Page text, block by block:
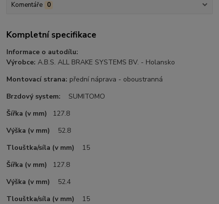
Komentáře 0
Kompletní specifikace
Informace o autodílu:
Výrobce:A.B.S. ALL BRAKE SYSTEMS BV. - Holansko
Montovací strana: přední náprava - oboustranná
Brzdový system:
SUMITOMO
Šířka (v mm) 127.8
Výška (v mm)
52.8
Tlouštka/síla (v mm)
15
Šířka (v mm) 127.8
Výška (v mm)
52.4
Tlouštka/síla (v mm)
15